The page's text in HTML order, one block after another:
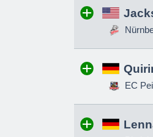
EC